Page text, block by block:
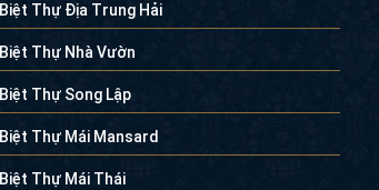
Biệt Thự Địa Trung Hải
Biệt Thự Nhà Vườn
Biệt Thự Song Lập
Biệt Thự Mái Mansard
Biệt Thự Mái Thái